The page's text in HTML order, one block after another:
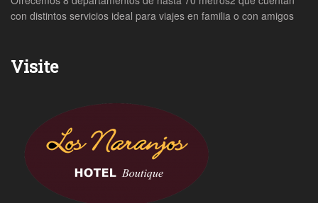
con distintos servicios ideal para viajes en familia o con amigos
Visite